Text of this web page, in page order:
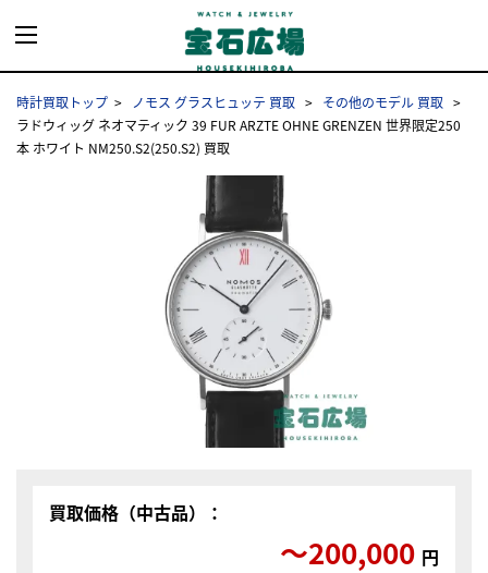
時計買取トップ ノモス グラスヒュッテ 買取
その他のモデル 買取
ラドウィッグ ネオマティック 39 FUR ARZTE OHNE GRENZEN 世界限定250
本 ホワイト NM250.S2(250.S2) 買取
買取価格（中古品）：
〜200,000 円